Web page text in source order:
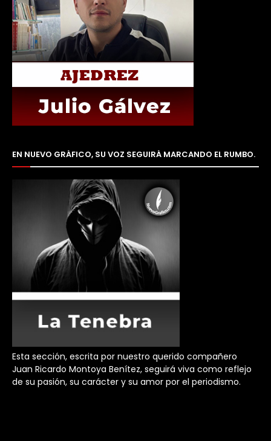
EN NUEVO GRÁFICO, SU VOZ SEGUIRÁ MARCANDO EL RUMBO.
Esta sección, escrita por nuestro querido compañero
Juan Ricardo Montoya Benítez, seguirá viva como reflejo
de su pasión, su carácter y su amor por el periodismo.